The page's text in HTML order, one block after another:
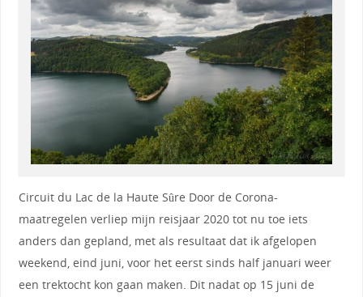
Circuit du Lac de la Haute Sûre Door de Corona-
maatregelen verliep mijn reisjaar 2020 tot nu toe iets
anders dan gepland, met als resultaat dat ik afgelopen
weekend, eind juni, voor het eerst sinds half januari weer
een trektocht kon gaan maken. Dit nadat op 15 juni de